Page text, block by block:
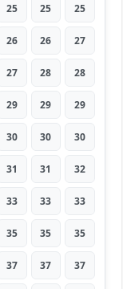
25 25 25
26 26 27
27 28 28
29 29 29
30 30 30
31 31 32
33 33 33
35 35 35
37 37 37